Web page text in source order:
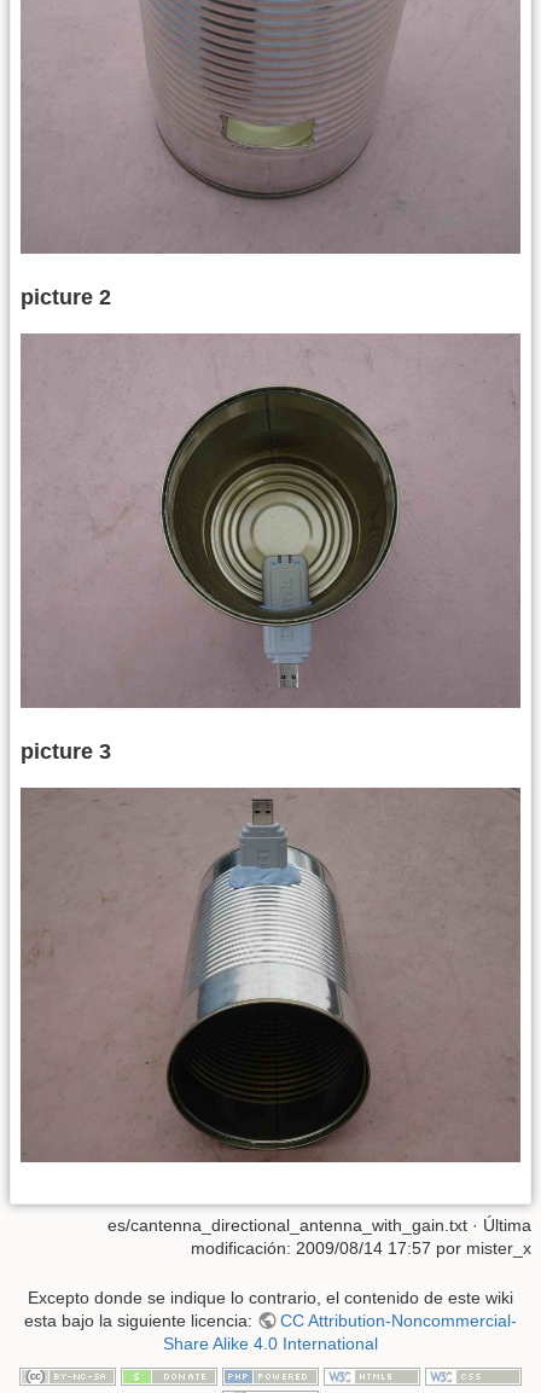
picture 2
picture 3
es/cantenna_directional_antenna_with_gain.txt · Última
modificación: 2009/08/14 17:57 por mister_x
Excepto donde se indique lo contrario, el contenido de este wiki
esta bajo la siguiente licencia:
CC Attribution-Noncommercial-
Share Alike 4.0 International